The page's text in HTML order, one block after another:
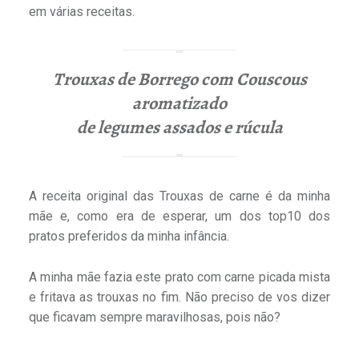
em várias receitas.
Trouxas de Borrego com Couscous
aromatizado
de legumes assados e rúcula
A receita original das Trouxas de carne é da minha
mãe e, como era de esperar, um dos top10 dos
pratos preferidos da minha infância.
A minha mãe fazia este prato com carne picada mista
e fritava as trouxas no fim. Não preciso de vos dizer
que ficavam sempre maravilhosas, pois não?